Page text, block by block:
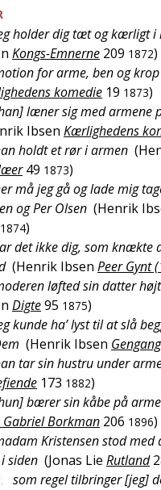
holder dig tæt og kærligt i
Kongs-Emnerne 209 1872)
for arme, ben og krop
komedie 19 1873)
læner sig med armene
Ibsen Kærlighedens
holdt et rør i armen (
49 1873)
må jeg gå og lade mig
og Per Olsen (Henrik
1874)
det ikke dig, som knækte
(Henrik Ibsen Peer Gynt
løfted sin datter
Digte95 1875)
kunde ha’ lyst til at slå
(Henrik Ibsen
tar sin hustru under
173 1882)
bærer sin kåbe på
Gabriel Borkman 206 1896)
Kristensen stod
siden (Jonas Lie Rutland
som regel tilbringer [jeg]